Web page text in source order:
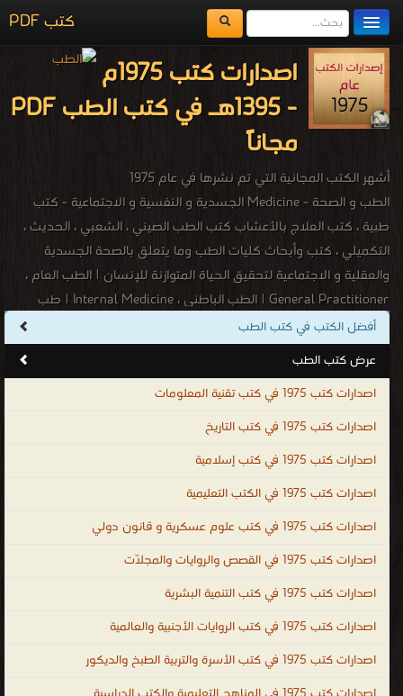
كتب PDF
مكتبة الكتب
المكتبات
يُقرأ حالياً
اضف كتاب
اصدارات كتب 1975م
- 1395هـ في كتب الطب PDF
مجاناً
أشهر الكتب المجانية التي تم نشرها في عام 1975
الطب و الصحة - Medicine الجسدية و النفسية و الاجتماعية - كتب
طبية ، كتب العلاج بالأعشاب كتب الطب الصيني ، الشعبي ، الحديث ،
التكميلي ، كتب وأبحاث كليات الطب وما يتعلق بالصحة الجسدية
والعقلية و الاجتماعية لتحقيق الحياة المتوازنة للإنسان | الطب العام ،
General Practitioner | الطب الباطني ، Internal Medicine | طب
الأطفال ، Pediatrics | طب الطوارئ ، Emergency Medicine | الجراحة
العامة ، General Surgery | أّذن وأنف و حنجرة ، ENT | المسالك البولية
General Dentistry الطب
أفضل الكتب في كتب الطب
عرض كتب الطب
اصدارات كتب 1975 في كتب تقنية المعلومات
اصدارات كتب 1975 في كتب التاريخ
اصدارات كتب 1975 في كتب إسلامية
اصدارات كتب 1975 في الكتب التعليمية
اصدارات كتب 1975 في كتب علوم عسكرية و قانون دولي
اصدارات كتب 1975 في القصص والروايات والمجلّات
اصدارات كتب 1975 في كتب التنمية البشرية
اصدارات كتب 1975 في كتب الروايات الأجنبية والعالمية
اصدارات كتب 1975 في كتب الأسرة والتربية الطبخ والديكور